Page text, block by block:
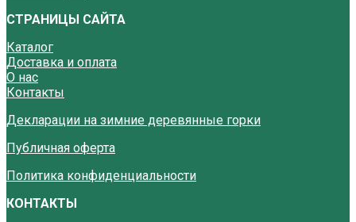
СТРАНИЦЫ САЙТА
Каталог
Доставка и оплата
О нас
Контакты
Декларации на зимние деревянные горки
Публичная оферта
Политика конфиденциальности
КОНТАКТЫ